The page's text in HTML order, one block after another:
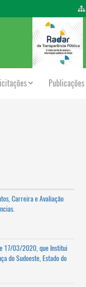
Publicações
Carreira e Avaliação
17/03/2020, que Institui
do Sudoeste, Estado do